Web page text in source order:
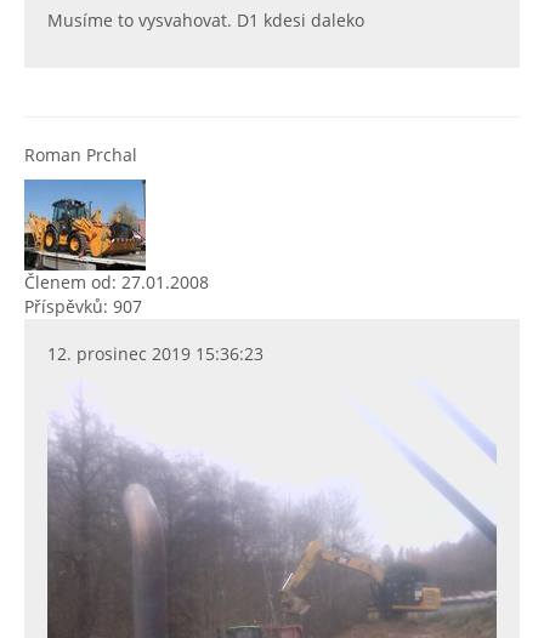
Musíme to vysvahovat. D1 kdesi daleko
Roman Prchal
Členem od: 27.01.2008
Příspěvků: 907
12. prosinec 2019 15:36:23